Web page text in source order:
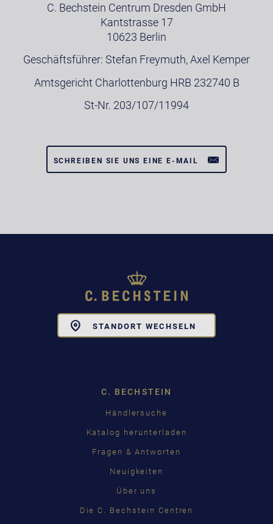
C. Bechstein Centrum Dresden GmbH
Kantstrasse 17
10623 Berlin
Geschäftsführer: Stefan Freymuth, Axel Kemper
Amtsgericht Charlottenburg HRB 232740 B
St-Nr. 203/107/11994
SCHREIBEN SIE UNS EINE E-MAIL
STANDORT WECHSELN
C. BECHSTEIN
Händlersuche
Katalog herunterladen
Fragen & Antworten
Neuigkeiten
Über uns
Die C. Bechstein Centren